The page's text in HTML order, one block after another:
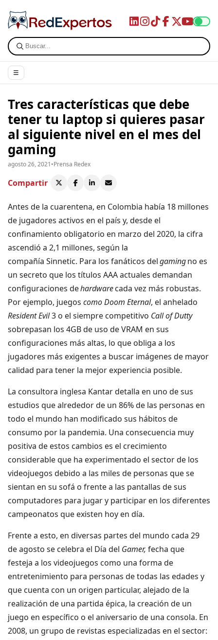
☰
Tres características que debe
tener tu laptop si quieres pasar
al siguiente nivel en el mes del
gaming
agosto 26, 2021•Prensa Redex
Compartir
Antes de la cuarentena, en Colombia había 18 millones
de jugadores activos en el país y, desde el
confinamiento obligatorio en marzo del 2020, la cifra
ascendió a 2,1 millones, según la
compañía Sinnetic. Para los fanáticos delgamingno es
un secreto que los títulos AAA actuales demandan
configuraciones dehardwarecada vez más robustas.
Por ejemplo, juegos como Doom Eternal, el anhelado
Resident Evil3 o el siempre competitivo Call of Dutty
sobrepasan los 4GB de uso de VRAM en sus
configuraciones más altas, lo que obliga a los
jugadores más exigentes a buscar imágenes de mayor
calidad para tener la mejor experiencia posible.
La consultora inglesa Kantar detalla en uno de sus
estudios que alrededor de un 86% de las personas en
todo el mundo han modificado sus hábitos de
consumo por la pandemia. Una consecuencia muy
positiva de estos cambios es el crecimiento
considerable que ha experimentado el sector de los
videojuegos debido a las miles de personas que se
sientan en su sofá o frente a las pantallas de sus
computadores para jugar y participar en los diferentes
campeonatos que existen hoy en día.
Frente a esto, en diversas partes del mundo cada 29
de agosto se celebra el Día del Gamer, fecha que
festeja a los videojuegos como una forma de
entretenimiento para personas de todas las edades y
que cuenta con un origen particular, alejado de la
realización de una partida épica, la creación de un
juego en específico o el aniversario de una consola. En
2008, un grupo de revistas especializadas en el sector: